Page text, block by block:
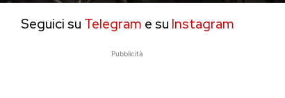
Seguici su Telegram e su Instagram
Pubblicità